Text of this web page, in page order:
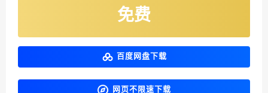
免费
百度网盘下载
网页不限速下载